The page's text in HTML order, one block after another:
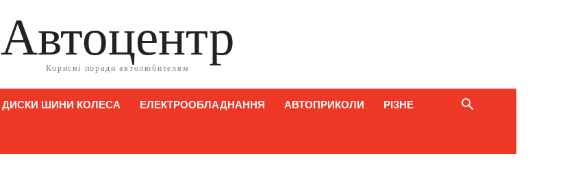
Автоцентр
Корисні поради автолюбителям
ДИСКИ ШИНИ КОЛЕСА ЕЛЕКТРООБЛАДНАННЯ АВТОПРИКОЛИ РІЗНЕ